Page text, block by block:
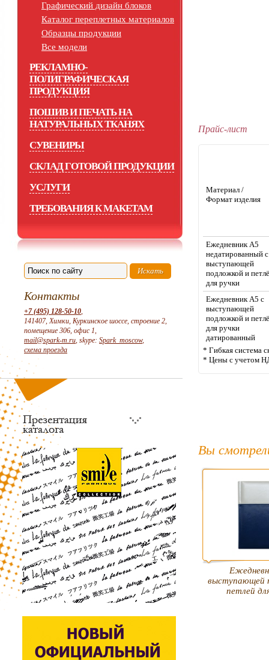
Графический дизайн блоков
Каталог переплетных материалов
Образцы продукции
Все модели
РЕКЛАМНО-
ПОЛИГРАФИЧЕСКАЯ
ПРОДУКЦИЯ
ПОШИВ И ПЕЧАТЬ НА
НАТУРАЛЬНЫХ ТКАНЯХ
СУВЕНИРЫ
СКЛАД ГОТОВОЙ ПРОДУКЦИИ
УСЛУГИ
ТРЕБОВАНИЯ К МАКЕТАМ
Контакты
+7 (495) 128-50-10,
141407, Химки, Куркинское шоссе, строение 2,
помещение 306, офис 1,
mail@spark-m.ru, skype: Spark_moscow,
схема проезда
Прайс-лист
Материал /
Формат изделия
Ежедневник А5
недатированный c
выступающей
подложкой и
для ручки
Ежедневник А5 с
выступающей
подложкой и
для ручки
датированный
* Гибкая система
* Цены с учетом
Вы
выступающей
петлей